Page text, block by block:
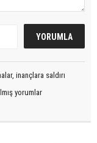
inançlara saldırı
yorumlar